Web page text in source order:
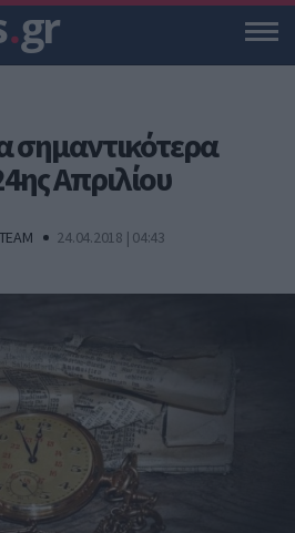
.gr
σημαντικότερα
Απριλίου
24.04.2018 | 04:43